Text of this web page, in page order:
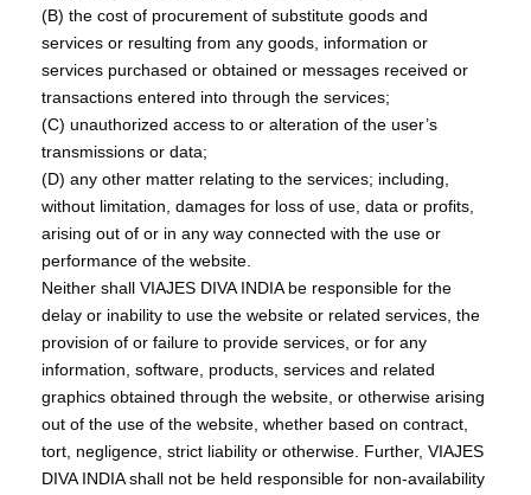
(B) the cost of procurement of substitute goods and
services or resulting from any goods, information or
services purchased or obtained or messages received or
transactions entered into through the services;
(C) unauthorized access to or alteration of the user’s
transmissions or data;
(D) any other matter relating to the services; including,
without limitation, damages for loss of use, data or profits,
arising out of or in any way connected with the use or
performance of the website.
Neither shall VIAJES DIVA INDIA be responsible for the
delay or inability to use the website or related services, the
provision of or failure to provide services, or for any
information, software, products, services and related
graphics obtained through the website, or otherwise arising
out of the use of the website, whether based on contract,
tort, negligence, strict liability or otherwise. Further, VIAJES
DIVA INDIA shall not be held responsible for non-availability